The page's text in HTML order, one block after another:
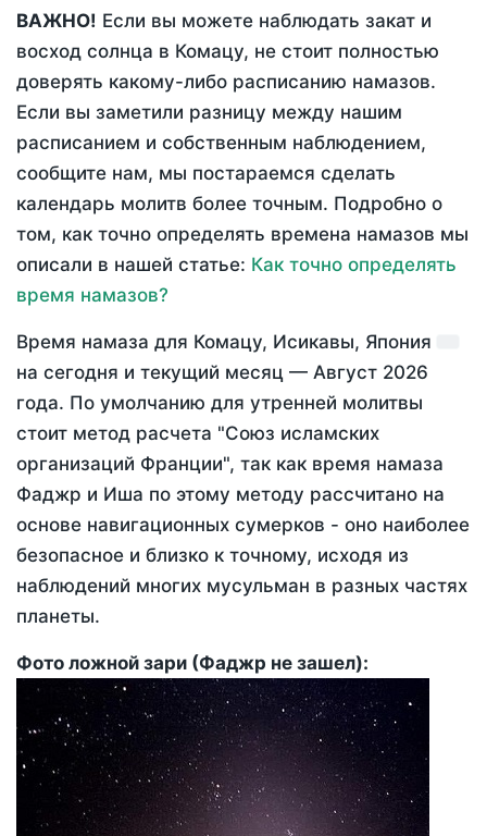
ВАЖНО! Если вы можете наблюдать закат и
восход солнца в Комацу, не стоит полностью
доверять какому-либо расписанию намазов.
Если вы заметили разницу между нашим
расписанием и собственным наблюдением,
сообщите нам, мы постараемся сделать
календарь молитв более точным. Подробно о
том, как точно определять времена намазов мы
описали в нашей статье: Как точно определять
время намазов?
Время намаза для Комацу, Исикавы, Япония
на сегодня и текущий месяц — Август 2026
года. По умолчанию для утренней молитвы
стоит метод расчета "Союз исламских
организаций Франции", так как время намаза
Фаджр и Иша по этому методу рассчитано на
основе навигационных сумерков - оно наиболее
безопасное и близко к точному, исходя из
наблюдений многих мусульман в разных частях
планеты.
Фото ложной зари (Фаджр не зашел):